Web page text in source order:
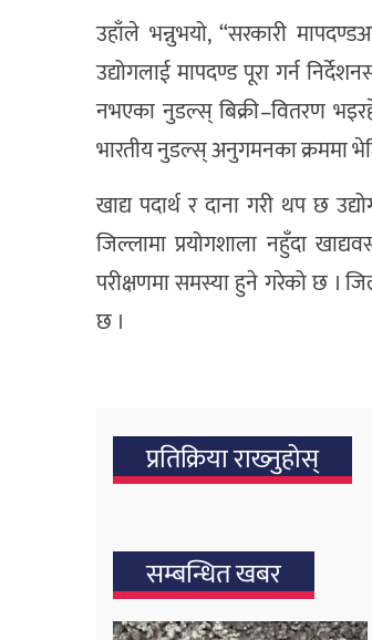
उहाँले भन्नुभयो, “सरकारी
उद्योगलाई मापदण्ड पूरा गर्न
नभएका नुडल्स् बिक्री–वितरण
भारतीय नुडल्स् अनुगमनका क्रममा
खाद्य पदार्थ र दाना गरी थप छ
जिल्लामा प्रयोगशाला नहुँदा
परीक्षणमा समस्या हुने गरेको छ ।
छ ।
प्रतिक्रिया राख्‍नुहोस्
सम्बन्धित खबर